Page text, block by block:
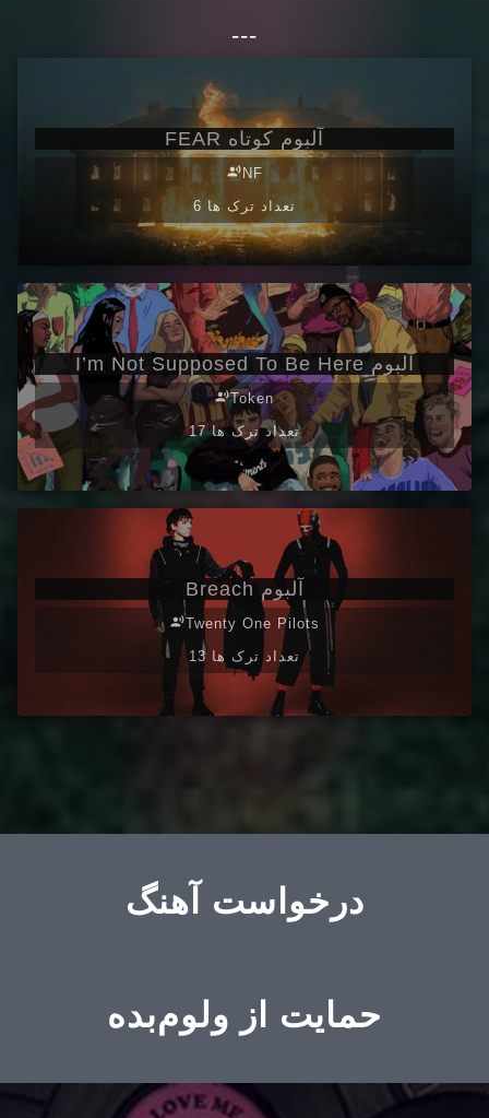
---
آلبوم کوتاه FEAR
record_voice_over NF
6 تعداد ترک ها
آلبوم I’m Not Supposed To Be Here
record_voice_overToken
17 تعداد ترک ها
آلبوم Breach
record_voice_overTwenty One Pilots
13 تعداد ترک ها
درخواست آهنگ
حمایت از ولوم‌بده